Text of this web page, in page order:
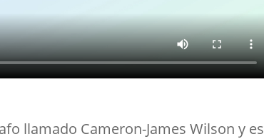
llamado Cameron-James Wilson y es